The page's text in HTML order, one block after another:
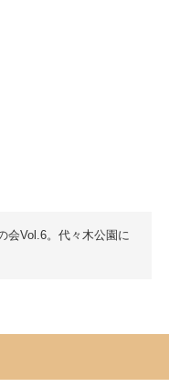
会Vol.6。代々木公園に